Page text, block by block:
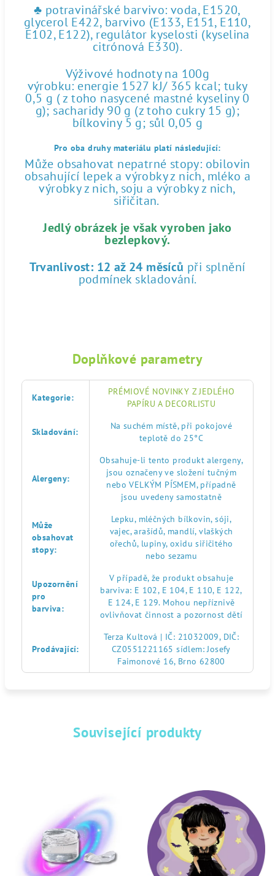
♣ potravinářské barvivo: voda, E1520,
glycerol E422, barvivo (E133, E151, E110,
E102, E122), regulátor kyselosti (kyselina
citrónová E330).
Výživové hodnoty na 100g
výrobku: energie 1527 kJ/ 365 kcal; tuky
0,5 g ( z toho nasycené mastné kyseliny 0
g); sacharidy 90 g (z toho cukry 15 g);
bílkoviny 5 g; sůl 0,05 g
Pro oba druhy materiálu platí následující:
Může obsahovat nepatrné stopy: obilovin
obsahující lepek a výrobky z nich, mléko a
výrobky z nich, soju a výrobky z nich,
siřičitan.
Jedlý obrázek je však vyroben jako
bezlepkový.
Trvanlivost: 12 až 24 měsíců při splnění
podmínek skladování.
Doplňkové parametry
Kategorie:
PRÉMIOVÉ NOVINKY Z JEDLÉHO
PAPÍRU A DECORLISTU
Skladování:
Na suchém místě, při pokojové
teplotě do 25°C
Alergeny:
Obsahuje-li tento produkt alergeny,
jsou označeny ve složení tučným
nebo VELKÝM PÍSMEM, případně
jsou uvedeny samostatně
Může
obsahovat
stopy:
Lepku, mléčných bílkovin, sóji,
vajec, arašídů, mandlí, vlaškých
ořechů, lupiny, oxidu siřičitého
nebo sezamu
Upozornění
pro
barviva:
V případě, že produkt obsahuje
barviva: E 102, E 104, E 110, E 122,
E 124, E 129. Mohou nepříznivě
ovlivňovat činnost a pozornost dětí
Prodávající:
Terza Kultová | IČ: 21032009, DIČ:
CZ0551221165 sídlem: Josefy
Faimonové 16, Brno 62800
Související produkty